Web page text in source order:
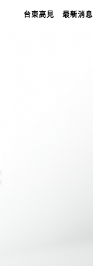
台東高見 最新消息